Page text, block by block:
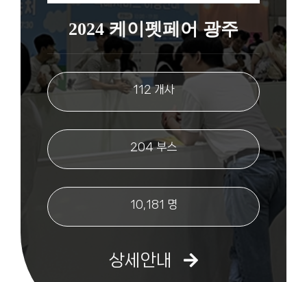
2024 케이펫페어 광주
112 개사
204 부스
10,181 명
상세안내